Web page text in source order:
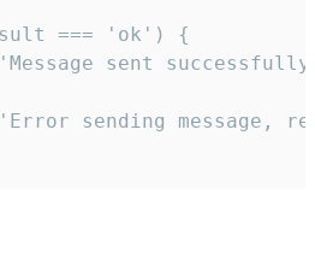
=== 'ok') {
sent
sending message,